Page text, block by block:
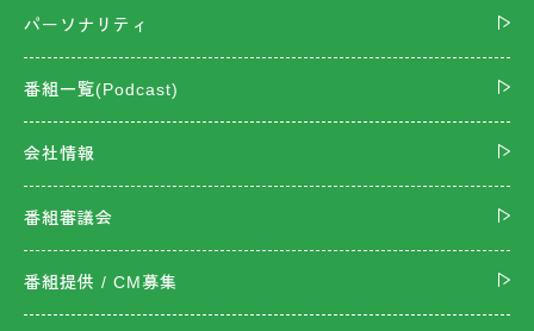
パーソナリティ
番組一覧(Podcast)
会社情報
番組審議会
番組提供 / CM募集